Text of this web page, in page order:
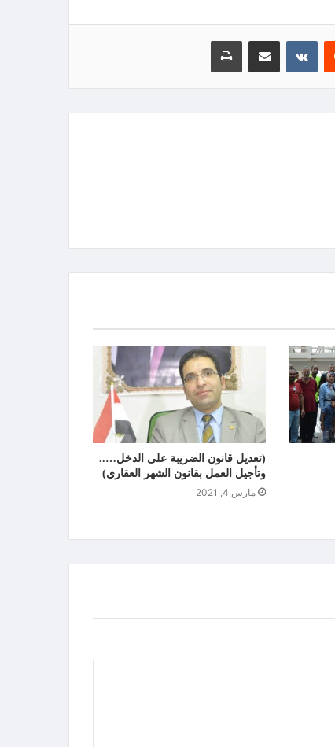
(تعديل قانون الضريبة على الدخل…..
وتأجيل العمل بقانون الشهر العقاري)
مارس 4, 2021